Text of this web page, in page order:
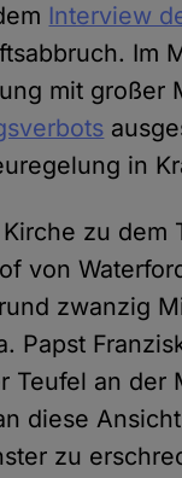
Interview
Im
mit großer
in
zu dem
von
zwanzig
Papst
an der
diese
zu